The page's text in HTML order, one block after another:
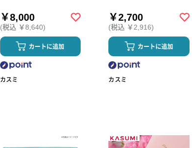
￥8,000
(税込 ￥8,640)
カートに追加
カスミ
￥2,700
(税込 ￥2,916)
カートに追加
カスミ